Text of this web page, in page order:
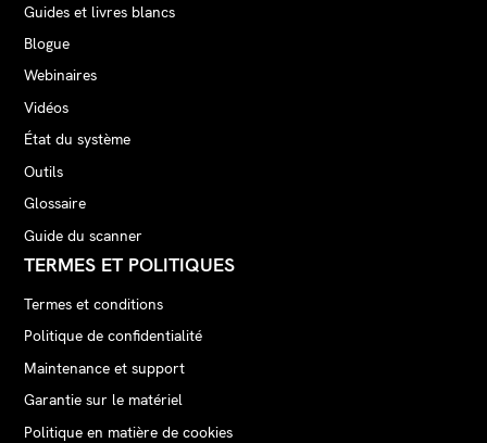
Guides et livres blancs
Blogue
Webinaires
Vidéos
État du système
Outils
Glossaire
Guide du scanner
TERMES ET POLITIQUES
Termes et conditions
Politique de confidentialité
Maintenance et support
Garantie sur le matériel
Politique en matière de cookies